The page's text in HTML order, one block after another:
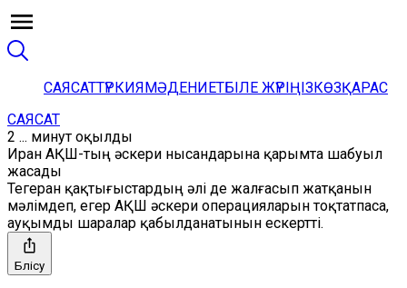
САЯСАТТҮРКИЯМӘДЕНИЕТБІЛЕ ЖҮРІҢІЗКӨЗҚАРАС
САЯСАТ
2 ... минут оқылды
Иран АҚШ-тың әскери нысандарына қарымта шабуыл
жасады
Тегеран қақтығыстардың әлі де жалғасып жатқанын
мәлімдеп, егер АҚШ әскери операцияларын тоқтатпаса,
ауқымды шаралар қабылданатынын ескертті.
Бөлісу